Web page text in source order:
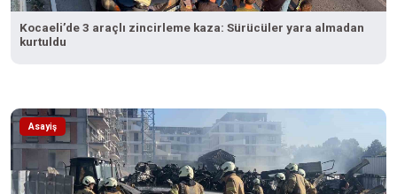
Kocaeli’de 3 araçlı zincirleme kaza: Sürücüler yara almadan
kurtuldu
Asayiş